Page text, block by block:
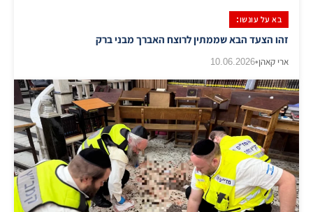
בא על עונשו:
זהו הצעד הבא שממתין לרוצח האברך מבני ברק
ארי קאהן•
10.06.2026